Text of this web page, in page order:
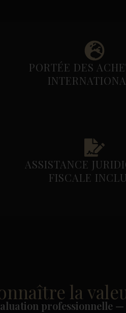
PORTÉE DES
ASSISTANCE
FISCALE
la
professionnelle